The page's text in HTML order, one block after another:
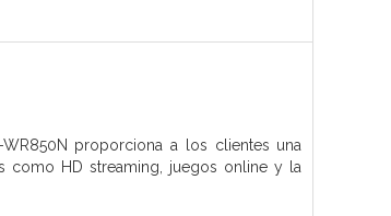
proporciona a los clientes una
como HD streaming, juegos online y la